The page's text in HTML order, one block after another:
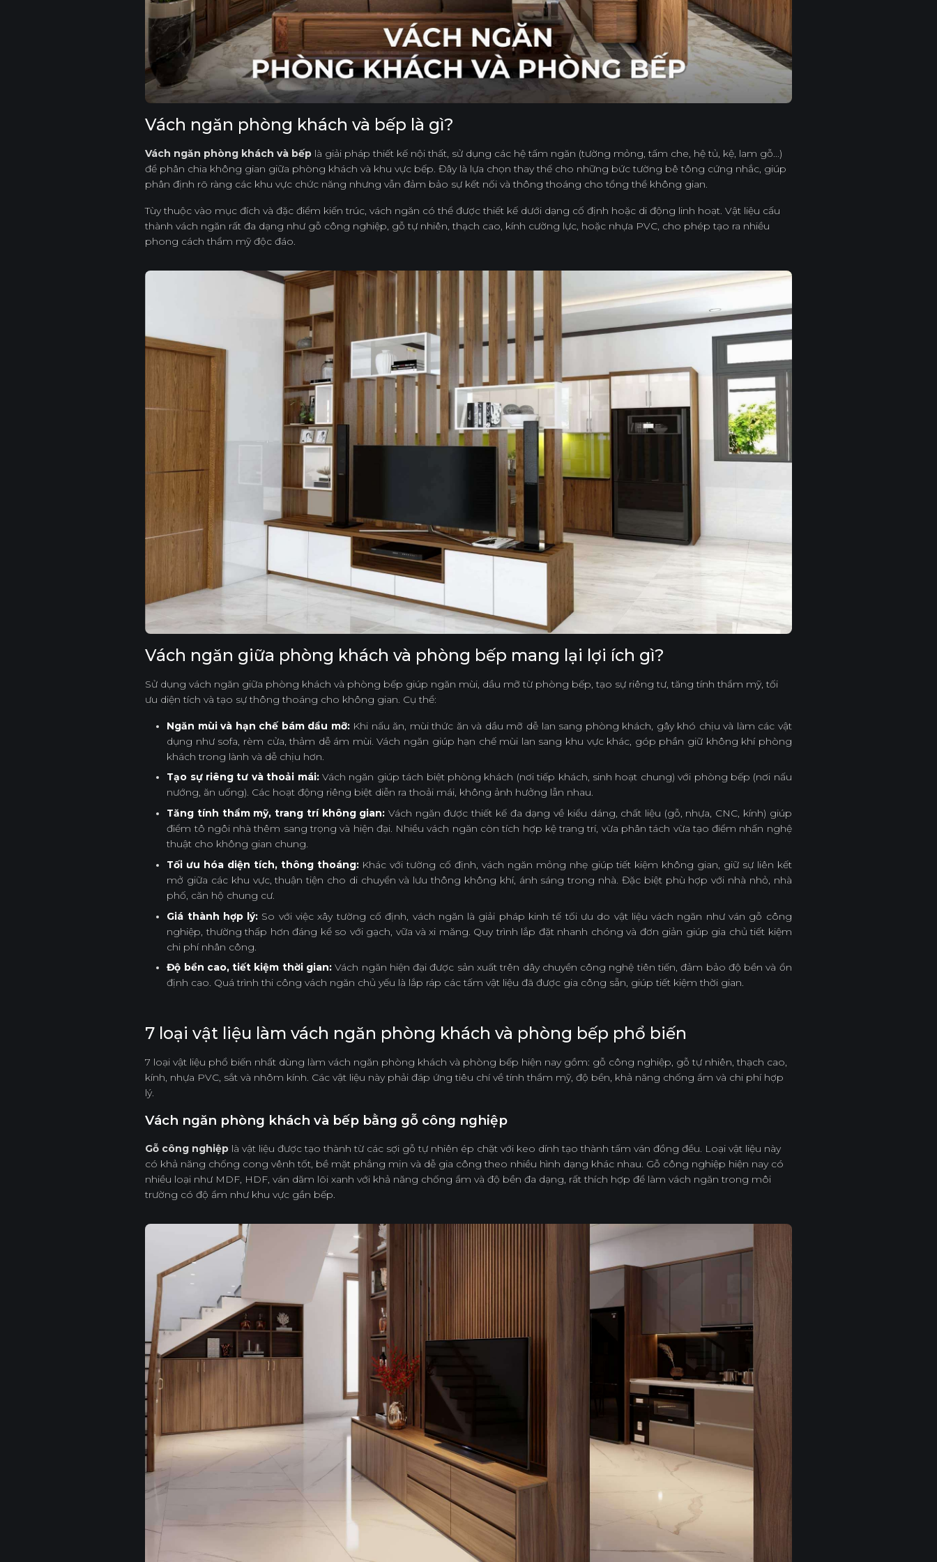
Vách ngăn phòng khách và bếp là gì?
Vách ngăn phòng khách và bếp là giải pháp thiết kế nội thất, sử dụng các hệ tấm ngăn (tường mỏng, tấm che, hệ tủ, kệ, lam gỗ...)
để phân chia không gian giữa phòng khách và khu vực bếp. Đây là lựa chọn thay thế cho những bức tường bê tông cứng nhắc, giúp
phân định rõ ràng các khu vực chức năng nhưng vẫn đảm bảo sự kết nối và thông thoáng cho tổng thể không gian.
Tùy thuộc vào mục đích và đặc điểm kiến trúc, vách ngăn có thể được thiết kế dưới dạng cố định hoặc di động linh hoạt. Vật liệu cấu
thành vách ngăn rất đa dạng như gỗ công nghiệp, gỗ tự nhiên, thạch cao, kính cường lực, hoặc nhựa PVC, cho phép tạo ra nhiều
phong cách thẩm mỹ độc đáo.
Vách ngăn giữa phòng khách và phòng bếp mang lại lợi ích gì?
Sử dụng vách ngăn giữa phòng khách và phòng bếp giúp ngăn mùi, dầu mỡ từ phòng bếp, tạo sự riêng tư, tăng tính thẩm mỹ, tối
ưu diện tích và tạo sự thông thoáng cho không gian. Cụ thể:
Ngăn mùi và hạn chế bám dầu mỡ:Khi nấu ăn, mùi thức ăn và dầu mỡ dễ lan sang phòng khách, gây khó chịu và làm các vật
dụng như sofa, rèm cửa, thảm dễ ám mùi. Vách ngăn giúp hạn chế mùi lan sang khu vực khác, góp phần giữ không khí phòng
khách trong lành và dễ chịu hơn.
Tạo sự riêng tư và thoải mái:Vách ngăn giúp tách biệt phòng khách (nơi tiếp khách, sinh hoạt chung) với phòng bếp (nơi nấu
nướng, ăn uống). Các hoạt động riêng biệt diễn ra thoải mái, không ảnh hưởng lẫn nhau.
Tăng tính thẩm mỹ, trang trí không gian: Vách ngăn được thiết kế đa dạng về kiểu dáng, chất liệu (gỗ, nhựa, CNC, kính) giúp
điểm tô ngôi nhà thêm sang trọng và hiện đại. Nhiều vách ngăn còn tích hợp kệ trang trí, vừa phân tách vừa tạo điểm nhấn nghệ
thuật cho không gian chung.
Tối ưu hóa diện tích, thông thoáng:Khác với tường cố định, vách ngăn mỏng nhẹ giúp tiết kiệm không gian, giữ sự liên kết
mở giữa các khu vực, thuận tiện cho di chuyển và lưu thông không khí, ánh sáng trong nhà. Đặc biệt phù hợp với nhà nhỏ, nhà
phố, căn hộ chung cư.
Giá thành hợp lý: So với việc xây tường cố định, vách ngăn là giải pháp kinh tế tối ưu do vật liệu vách ngăn như ván gỗ công
nghiệp, thường thấp hơn đáng kể so với gạch, vữa và xi măng. Quy trình lắp đặt nhanh chóng và đơn giản giúp gia chủ tiết kiệm
chi phí nhân công.
Độ bền cao, tiết kiệm thời gian:Vách ngăn hiện đại được sản xuất trên dây chuyền công nghệ tiên tiến, đảm bảo độ bền và ổn
định cao. Quá trình thi công vách ngăn chủ yếu là lắp ráp các tấm vật liệu đã được gia công sẵn, giúp tiết kiệm thời gian.
7 loại vật liệu làm vách ngăn phòng khách và phòng bếp phổ biến
7 loại vật liệu phổ biến nhất dùng làm vách ngăn phòng khách và phòng bếp hiện nay gồm: gỗ công nghiệp, gỗ tự nhiên, thạch cao,
kính, nhựa PVC, sắt và nhôm kính. Các vật liệu này phải đáp ứng tiêu chí về tính thẩm mỹ, độ bền, khả năng chống ẩm và chi phí hợp
lý.
Vách ngăn phòng khách và bếp bằng gỗ công nghiệp
Gỗ công nghiệp là vật liệu được tạo thành từ các sợi gỗ tự nhiên ép chặt với keo dính tạo thành tấm ván đồng đều. Loại vật liệu này
có khả năng chống cong vênh tốt, bề mặt phẳng mịn và dễ gia công theo nhiều hình dạng khác nhau. Gỗ công nghiệp hiện nay có
nhiều loại như MDF, HDF, ván dăm lõi xanh với khả năng chống ẩm và độ bền đa dạng, rất thích hợp để làm vách ngăn trong môi
trường có độ ẩm như khu vực gần bếp.